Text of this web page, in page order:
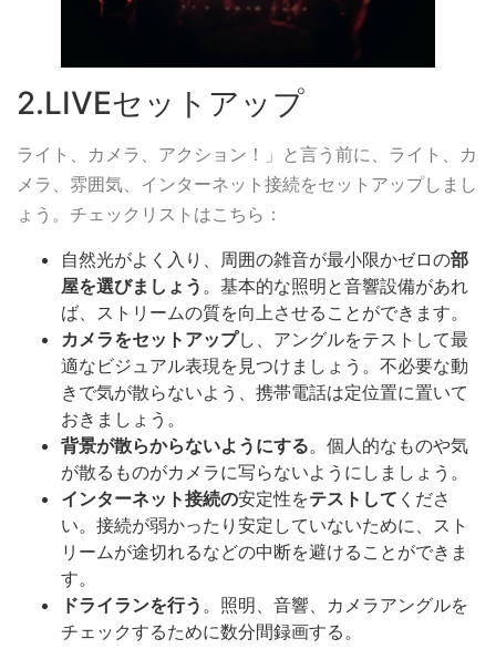
2.LIVEセットアップ
ライト、カメラ、アクション！」と言う前に、ライト、カ
メラ、雰囲気、インターネット接続をセットアップしまし
ょう。チェックリストはこちら：
自然光がよく入り、周囲の雑音が最小限かゼロの部
屋を選びましょう 。基本的な照明と音響設備があれ
ば、ストリームの質を向上させることができます。
カメラをセットアップし、アングルをテストして最
適なビジュアル表現を見つけましょう。不必要な動
きで気が散らないよう、携帯電話は定位置に置いて
おきましょう。
背景が散らからないようにする。個人的なものや気
が散るものがカメラに写らないようにしましょう。
インターネット接続の安定性をテストして くださ
い。接続が弱かったり安定していないために、スト
リームが途切れるなどの中断を避けることができま
す。
ドライランを行う 。照明、音響、カメラアングルを
チェックするために数分間録画する。